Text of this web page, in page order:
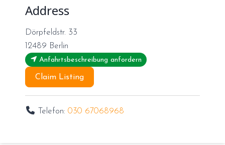
Address
Dörpfeldstr. 33
12489 Berlin
Anfahrtsbeschreibung anfordern
Claim Listing
Telefon:030 67068968